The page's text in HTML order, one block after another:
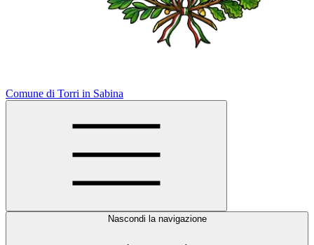
Comune di Torri in Sabina
Nascondi la navigazione